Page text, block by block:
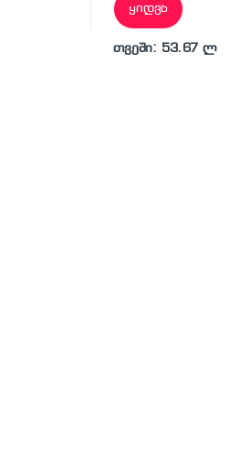
ყიდვა
თვეში: 53.67 ლ